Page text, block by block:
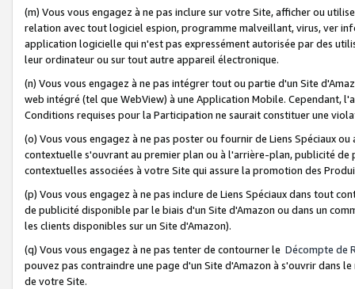
(m) Vous vous engagez à ne pas inclure sur votre Site, afficher ou
relation avec tout logiciel espion, programme malveillant, virus, ver
application logicielle qui n'est pas expressément autorisée par des
leur ordinateur ou sur tout autre appareil électronique.
(n) Vous vous engagez à ne pas intégrer tout ou partie d'un Site
web intégré (tel que WebView) à une Application Mobile. Cependant,
Conditions requises pour la Participation ne saurait constituer une
(o) Vous vous engagez à ne pas poster ou fournir de Liens Spéciaux
contextuelle s'ouvrant au premier plan ou à l'arrière-plan, publicité
contextuelles associées à votre Site qui assure la promotion des
(p) Vous vous engagez à ne pas inclure de Liens Spéciaux dans tout
de publicité disponible par le biais d'un Site d'Amazon ou dans un
les clients disponibles sur un Site d'Amazon).
(q) Vous vous engagez à ne pas tenter de contourner le Décompte de
pouvez pas contraindre une page d'un Site d'Amazon à s'ouvrir dans
de votre Site.